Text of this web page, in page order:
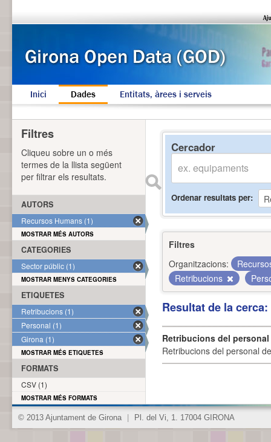
Inici Dades Entitats, àrees i serveis
Cercador
Ordenar resultats per
Filtres
Organitzacions:
Retribucions
Resultat de la
Retribucions del
Retribucions del personal
Filtres
Cliqueu sobre un o més
termes de la llista següent
per filtrar els resultats.
AUTORS
Recursos Humans (1)
MOSTRAR MÉS AUTORS
CATEGORIES
Sector públic (1)
MOSTRAR MENYS CATEGORIES
ETIQUETES
Retribucions (1)
Personal (1)
Girona (1)
MOSTRAR MÉS ETIQUETES
FORMATS
CSV (1)
MOSTRAR MÉS FORMATS
© 2013 Ajuntament de Girona Pl. del Vi, 1. 17004 GIRONA